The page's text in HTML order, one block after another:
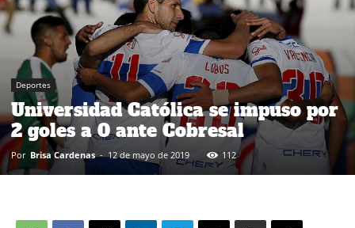
Deportes
Universidad Católica se impuso por
2 goles a 0 ante Cobresal
Por Brisa Cardenas - 12 de mayo de 2019 112